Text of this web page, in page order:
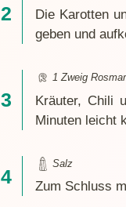
Die Karotten
geben und
1 Zweig
Kräuter, Chili
Minuten leicht
Salz
Zum Schluss